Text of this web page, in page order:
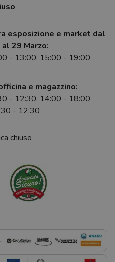
esposizione e market dal
29 Marzo:
- 13:00, 15:00 - 19:00
e magazzino:
- 12:30, 14:00 - 18:00
- 12:30
chiuso